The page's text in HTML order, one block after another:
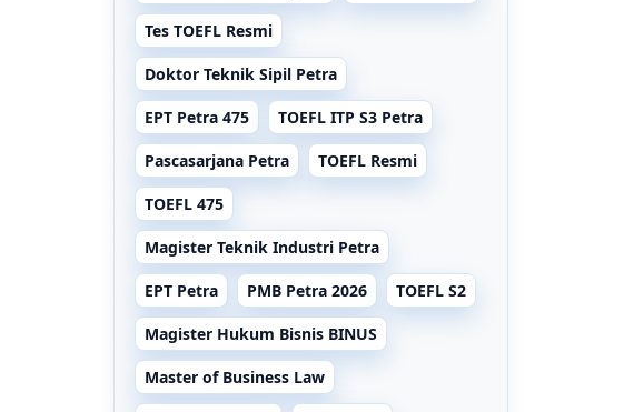
Tes TOEFL Resmi
Doktor Teknik Sipil Petra
EPT Petra 475 TOEFL ITP S3 Petra
Pascasarjana Petra TOEFL Resmi
TOEFL 475
Magister Teknik Industri Petra
EPT Petra PMB Petra 2026 TOEFL S2
Magister Hukum Bisnis BINUS
Master of Business Law